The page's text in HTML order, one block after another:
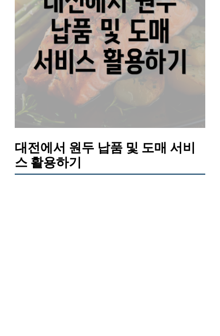
대전에서 원두 납품 및 도매 서비
스 활용하기